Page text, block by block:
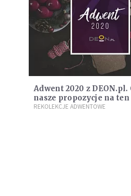
Adwent 2020 z DEON.pl.
nasze propozycje na ten
REKOLEKCJE ADWENTOWE